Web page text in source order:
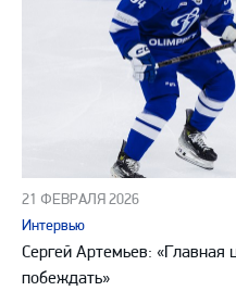
21 ФЕВРАЛЯ 2026
Интервью
Сергей Артемьев:
побеждать»